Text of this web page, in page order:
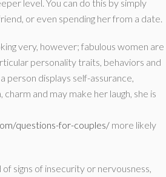
level. You can do this by simply
or even spending her from a date.
very, however; fabulous women are
personality traits, behaviors and
person displays self-assurance,
and may make her laugh, she is
questions-for-couples/ more likely
signs of insecurity or nervousness,